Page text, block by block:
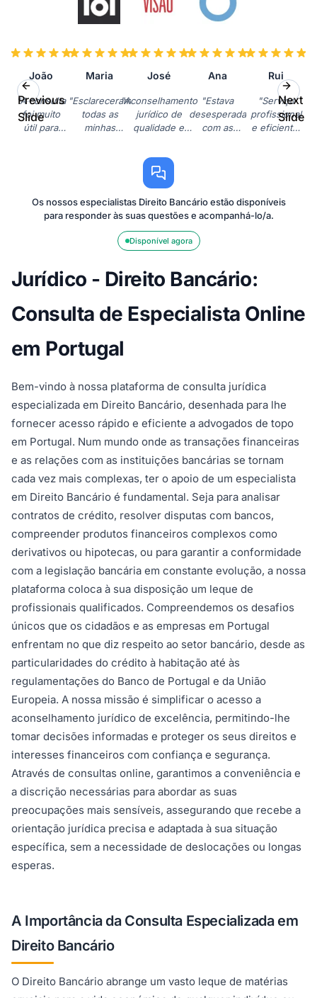
João
"A consulta
foi muito
útil para
Recomendo
vivamente
Maria
"Esclareceram
todas as
minhas
cliente
excelente!"
José
"Aconselhamento
jurídico de
qualidade e
Resolveram o
meu problema
com o cartão de
rapidamente."
Ana
"Estava
desesperada
com as
reclamar e a
resolver a
situação."
Rui
"Serviço
profissional
e eficiente.
com o
banco em
Previous
Slide
Next
Slide
Os nossos especialistas Direito Bancário estão disponíveis
para responder às suas questões e acompanhá-lo/a.
Disponível agora
Jurídico - Direito Bancário:
Consulta de Especialista Online
em Portugal
Bem-vindo à nossa plataforma de consulta jurídica
especializada em Direito Bancário, desenhada para lhe
fornecer acesso rápido e eficiente a advogados de topo
em Portugal. Num mundo onde as transações financeiras
e as relações com as instituições bancárias se tornam
cada vez mais complexas, ter o apoio de um especialista
em Direito Bancário é fundamental. Seja para analisar
contratos de crédito, resolver disputas com bancos,
compreender produtos financeiros complexos como
derivativos ou hipotecas, ou para garantir a conformidade
com a legislação bancária em constante evolução, a nossa
plataforma coloca à sua disposição um leque de
profissionais qualificados. Compreendemos os desafios
únicos que os cidadãos e as empresas em Portugal
enfrentam no que diz respeito ao setor bancário, desde as
particularidades do crédito à habitação até às
regulamentações do Banco de Portugal e da União
Europeia. A nossa missão é simplificar o acesso a
aconselhamento jurídico de excelência, permitindo-lhe
tomar decisões informadas e proteger os seus direitos e
interesses financeiros com confiança e segurança.
Através de consultas online, garantimos a conveniência e
a discrição necessárias para abordar as suas
preocupações mais sensíveis, assegurando que recebe a
orientação jurídica precisa e adaptada à sua situação
específica, sem a necessidade de deslocações ou longas
esperas.
A Importância da Consulta Especializada em
Direito Bancário
O Direito Bancário abrange um vasto leque de matérias